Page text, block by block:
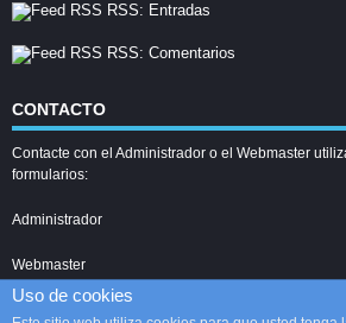
RSS: Entradas
RSS: Comentarios
CONTACTO
Contacte con el Administrador o el Webmaster
formularios:
Administrador
Webmaster
Uso de cookies